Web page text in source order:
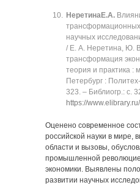
НеретинаЕ.А.
научных
/ Е. А. Неретина, Ю.
трансформация
теория и практика :
Петербург :
323. ‒ Библиогр.: с.
https://
Оценено современное
российской науки в мире,
области и вызовы,
промышленной
экономики. Выявлены
развитии научных